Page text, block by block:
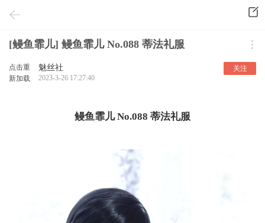
[鳗鱼霏儿] 鳗鱼霏儿 No.088 蒂法礼服
点击重
新加载
魅丝社
2023-3-26 17:27:40
关注
鳗鱼霏儿 No.088 蒂法礼服